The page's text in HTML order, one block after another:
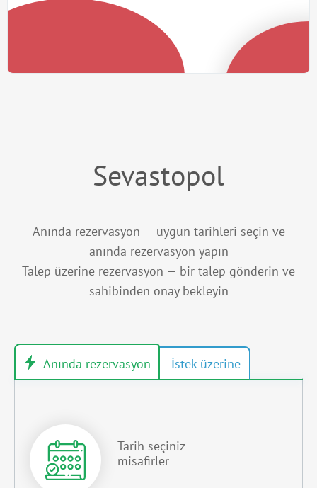
Sevastopol
Anında rezervasyon — uygun tarihleri seçin ve
anında rezervasyon yapın
Talep üzerine rezervasyon — bir talep gönderin ve
sahibinden onay bekleyin
Tarih seçiniz
misafirler